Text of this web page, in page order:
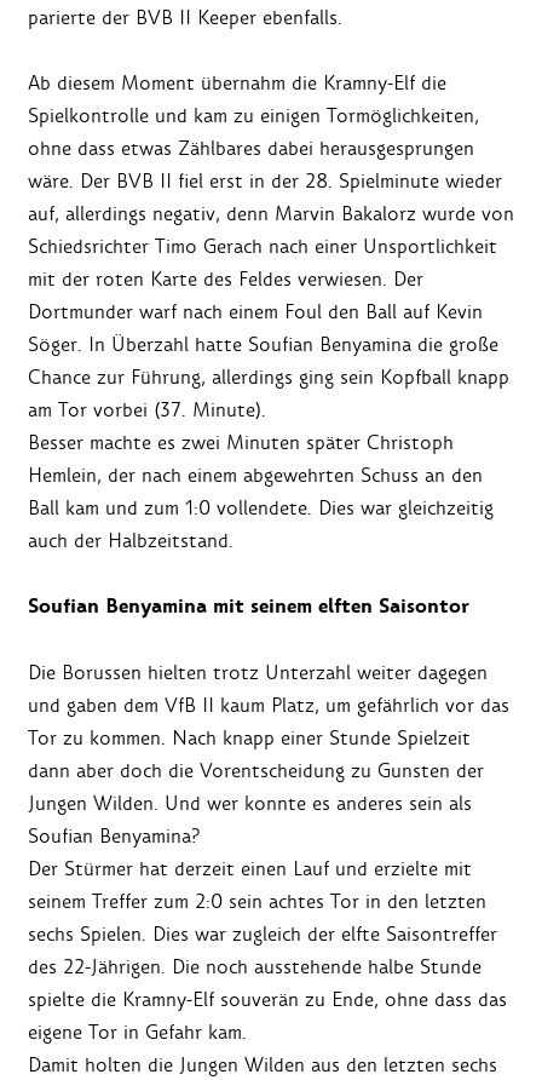
parierte der BVB II Keeper ebenfalls.
Ab diesem Moment übernahm die Kramny-Elf die
Spielkontrolle und kam zu einigen Tormöglichkeiten,
ohne dass etwas Zählbares dabei herausgesprungen
wäre. Der BVB II fiel erst in der 28. Spielminute wieder
auf, allerdings negativ, denn Marvin Bakalorz wurde von
Schiedsrichter Timo Gerach nach einer Unsportlichkeit
mit der roten Karte des Feldes verwiesen. Der
Dortmunder warf nach einem Foul den Ball auf Kevin
Söger. In Überzahl hatte Soufian Benyamina die große
Chance zur Führung, allerdings ging sein Kopfball knapp
am Tor vorbei (37. Minute).
Besser machte es zwei Minuten später Christoph
Hemlein, der nach einem abgewehrten Schuss an den
Ball kam und zum 1:0 vollendete. Dies war gleichzeitig
auch der Halbzeitstand.
Soufian Benyamina mit seinem elften Saisontor
Die Borussen hielten trotz Unterzahl weiter dagegen
und gaben dem VfB II kaum Platz, um gefährlich vor das
Tor zu kommen. Nach knapp einer Stunde Spielzeit
dann aber doch die Vorentscheidung zu Gunsten der
Jungen Wilden. Und wer konnte es anderes sein als
Soufian Benyamina?
Der Stürmer hat derzeit einen Lauf und erzielte mit
seinem Treffer zum 2:0 sein achtes Tor in den letzten
sechs Spielen. Dies war zugleich der elfte Saisontreffer
des 22-Jährigen. Die noch ausstehende halbe Stunde
spielte die Kramny-Elf souverän zu Ende, ohne dass das
eigene Tor in Gefahr kam.
Damit holten die Jungen Wilden aus den letzten sechs